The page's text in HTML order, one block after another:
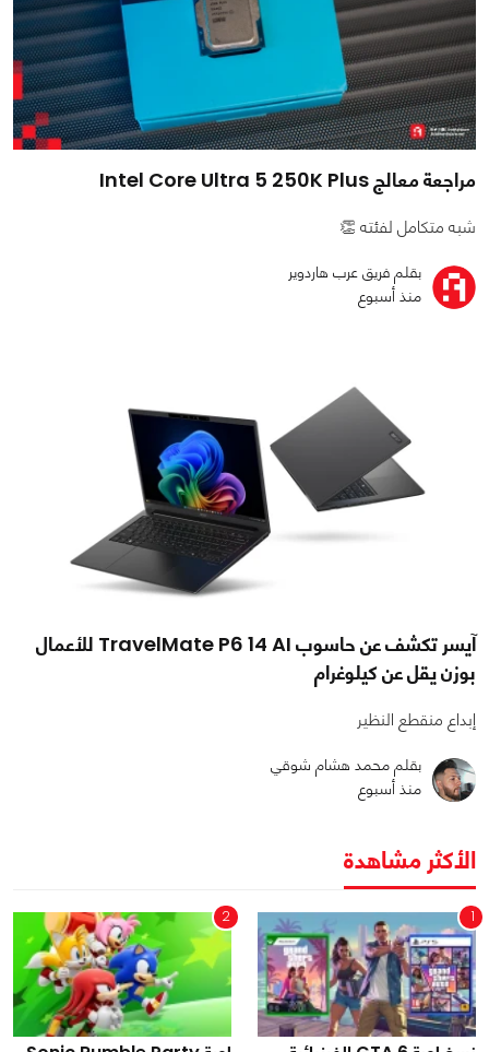
مراجعة معالج Intel Core Ultra 5 250K Plus
شبه متكامل لفئته 👏
بقلم فريق عرب هاردوير
منذ أسبوع
آيسر تكشف عن حاسوب TravelMate P6 14 AI للأعمال
بوزن يقل عن كيلوغرام
إبداع منقطع النظير
بقلم محمد هشام شوقي
منذ أسبوع
الأكثر مشاهدة
1
2